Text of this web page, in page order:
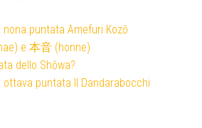
nona puntata Amefuri Kozō
e 本音 (honne)
dello Shōwa?
ottava puntata Il Dandarabocchi